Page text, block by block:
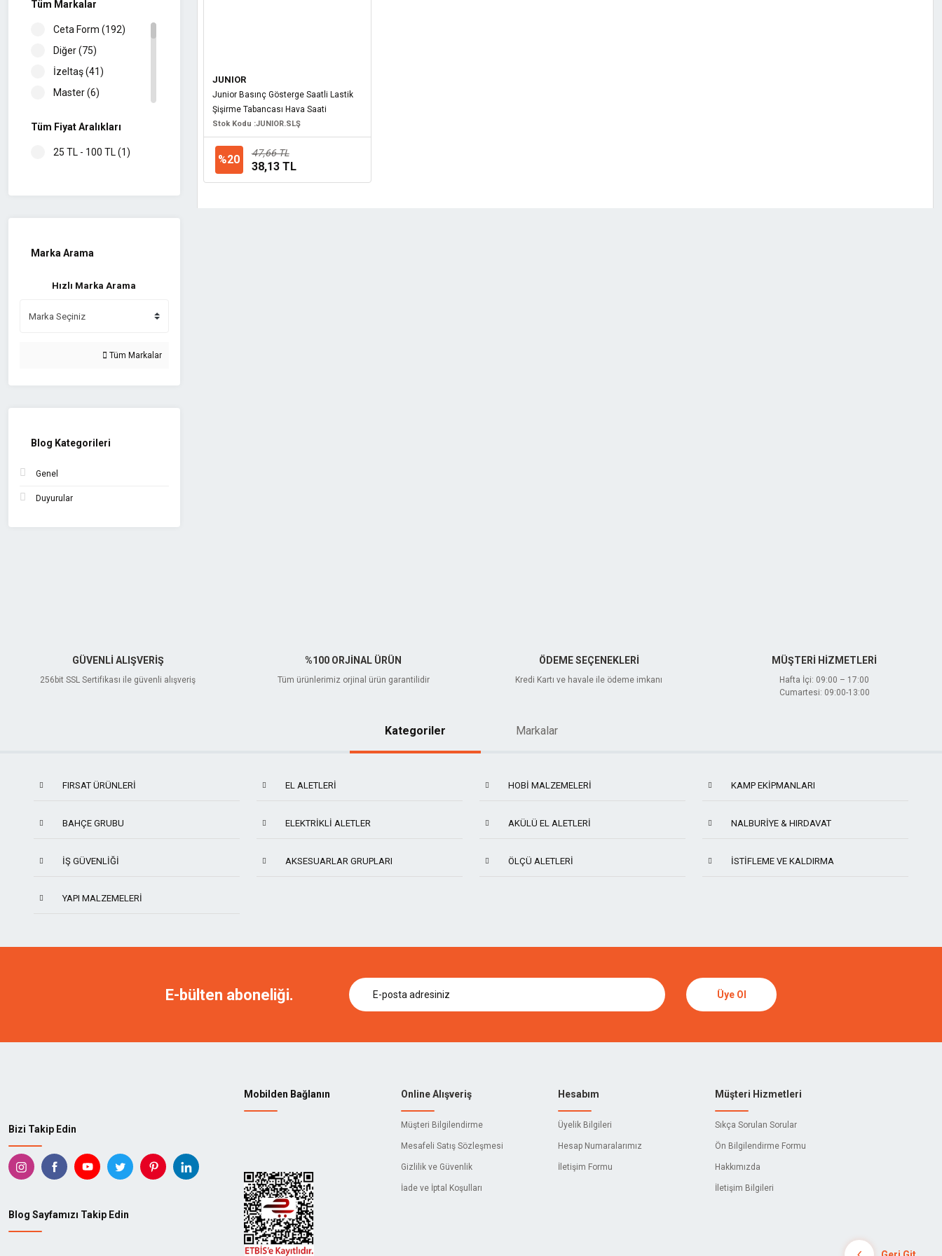
Tüm Markalar
Ceta Form (192)
Diğer (75)
İzeltaş (41)
Master (6)
Bosch (5)
WERT (5)
NT Tools (3)
Echolift (2)
Hegi (1)
Kwb (1)
Stand (1)
TROY (1)
Tüm Fiyat Aralıkları
25 TL - 100 TL (1)
Marka Arama
Hızlı Marka Arama
Tüm Markalar
Blog Kategorileri
Genel
Duyurular
JUNIOR
Junior Basınç Gösterge Saatli Lastik
Şişirme Tabancası Hava Saati
Stok Kodu :JUNIOR.SLŞ
%20 47,66 TL
38,13 TL
GÜVENLİ ALIŞVERİŞ
256bit SSL Sertifikası ile güvenli alışveriş
%100 ORJİNAL ÜRÜN
Tüm ürünlerimiz orjinal ürün garantilidir
ÖDEME SEÇENEKLERİ
Kredi Kartı ve havale ile ödeme imkanı
MÜŞTERİ HİZMETLERİ
Hafta İçi: 09:00 – 17:00
Cumartesi: 09:00-13:00
Kategoriler Markalar
FIRSAT ÜRÜNLERİ EL ALETLERI HOBI MALZEMELERI KAMP EKIPMANLARI
BAHÇE GRUBU ELEKTRIKLI ALETLER AKÜLÜ EL ALETLERI NALBURIYE & HIRDAVAT
İŞ GÜVENLIĞI AKSESUARLAR GRUPLARI ÖLÇÜ ALETLERI İSTIFLEME VE KALDIRMA
YAPI MALZEMELERI
KING ARTHUR'S TOOLS
ACTIVEHAND ADELA
AKÇALI AKS AL WELDERS
ALF
ALTECO
E-bülten aboneliği. Üye Ol
Bizi Takip Edin
Blog Sayfamızı Takip Edin
Mobilden Bağlanın Online Alışveriş
Müşteri Bilgilendirme
Mesafeli Satış Sözleşmesi
Gizlilik ve Güvenlik
İade ve İptal Koşulları
Hesabım
Üyelik Bilgileri
Hesap Numaralarımız
İletişim Formu
Müşteri Hizmetleri
Sıkça Sorulan Sorular
Ön Bilgilendirme Formu
Hakkımızda
İletişim Bilgileri